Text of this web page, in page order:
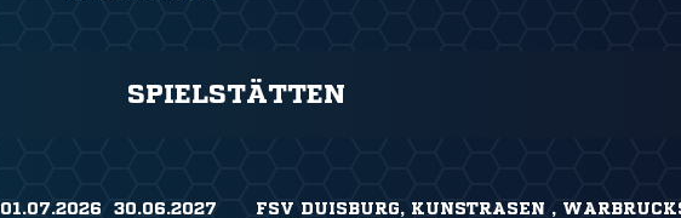
SPIELSTÄTTEN
01.07.2026 ​ 30.06.2027
FSV DUISBURG, KUNSTRASEN ,